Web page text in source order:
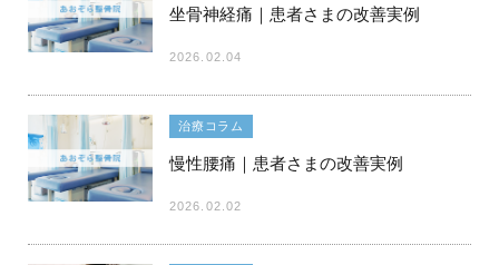
坐骨神経痛｜患者さまの改善実例
2026.02.04
治療コラム
慢性腰痛｜患者さまの改善実例
2026.02.02